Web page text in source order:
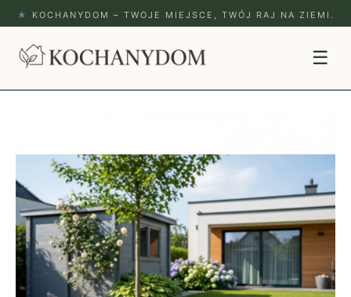
★ KOCHANYDOM – TWOJE MIEJSCE, TWÓJ RAJ NA ZIEMI.
☰